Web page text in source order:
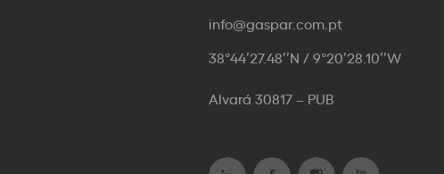
info@gaspar.com.pt
38°44’27.48’’N / 9°20’28.10’’W
Alvará 30817 – PUB